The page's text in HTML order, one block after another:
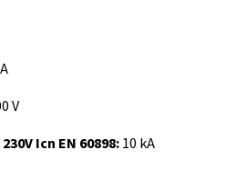
V
Icn EN 60898:10 kA